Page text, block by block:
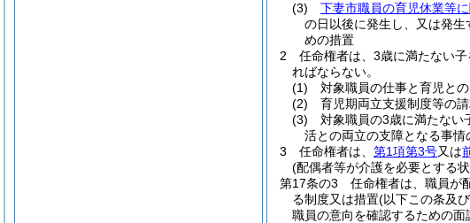
(3)
下妻市職員の育児休業等
の日以後に発生し、又は発
めの措置
2
任命権者は、3歳に満たない
ればならない。
(1)
対象職員の仕事と育児と
(2)
育児期両立支援制度等の
(3)
対象職員の3歳に満たない
活との両立の支障となる事
3
任命権者は、 第1項第3号又は
(配偶者等が介護を必要とする
第17条の3
任命権者は、職員が
る制度又は措置(以下この条及び
職員の意向を確認するための面